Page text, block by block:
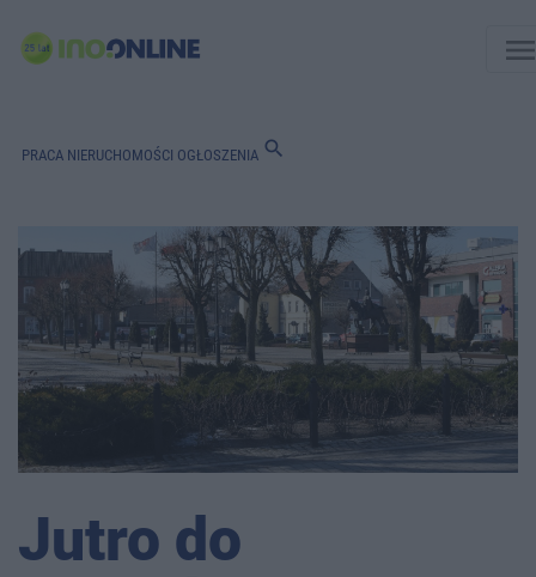
PRACA NIERUCHOMOŚCI OGŁOSZENIA search
Jutro do